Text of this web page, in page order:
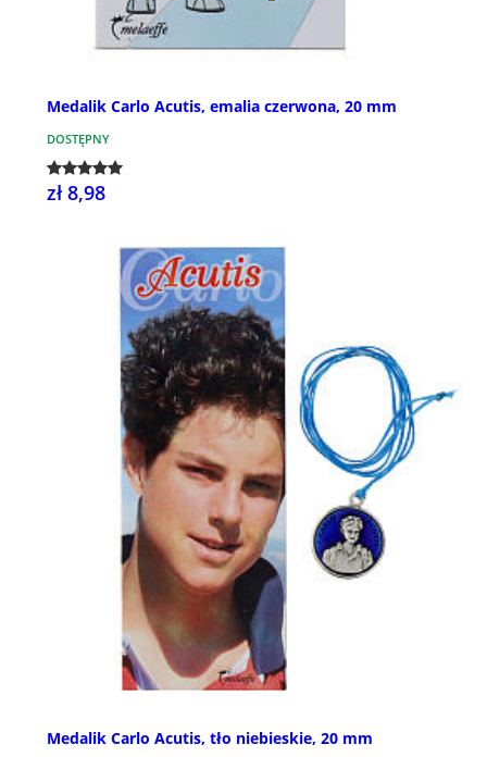
Medalik Carlo Acutis, emalia czerwona, 20 mm
DOSTĘPNY
zł 8,98
Medalik Carlo Acutis, tło niebieskie, 20 mm